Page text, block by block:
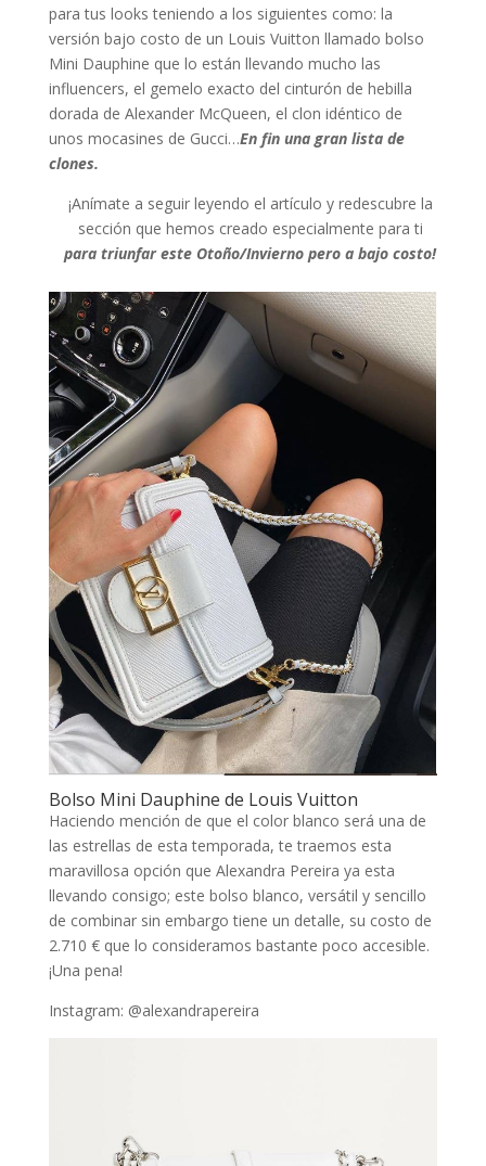
para tus looks teniendo a los siguientes como: la
versión bajo costo de un Louis Vuitton llamado bolso
Mini Dauphine que lo están llevando mucho las
influencers, el gemelo exacto del cinturón de hebilla
dorada de Alexander McQueen, el clon idéntico de
unos mocasines de Gucci…En fin una gran lista de
clones.
¡Anímate a seguir leyendo el artículo y redescubre la
sección que hemos creado especialmente para ti
para triunfar este Otoño/Invierno pero a bajo costo!
Bolso Mini Dauphine de Louis Vuitton
Haciendo mención de que el color blanco será una de
las estrellas de esta temporada, te traemos esta
maravillosa opción que Alexandra Pereira ya esta
llevando consigo; este bolso blanco, versátil y sencillo
de combinar sin embargo tiene un detalle, su costo de
2.710 € que lo consideramos bastante poco accesible.
¡Una pena!
Instagram: @alexandrapereira